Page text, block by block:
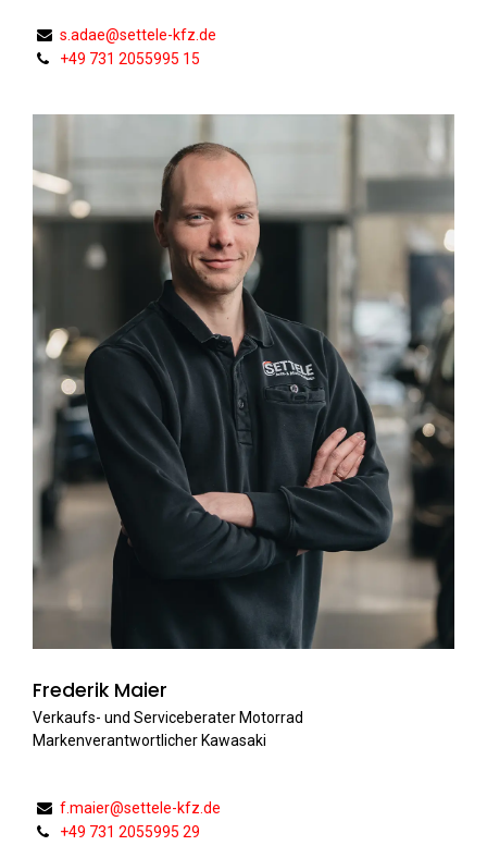
s.adae@settele-kfz.de
+49 731 2055995 15
Frederik Maier
Verkaufs- und Serviceberater Motorrad
Markenverantwortlicher Kawasaki
f.maier@settele-kfz.de
+49 731 2055995 29